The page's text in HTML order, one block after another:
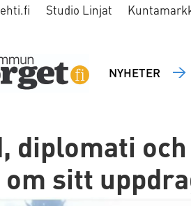
Studio Linjat
NYHETER
diplomati
sitt